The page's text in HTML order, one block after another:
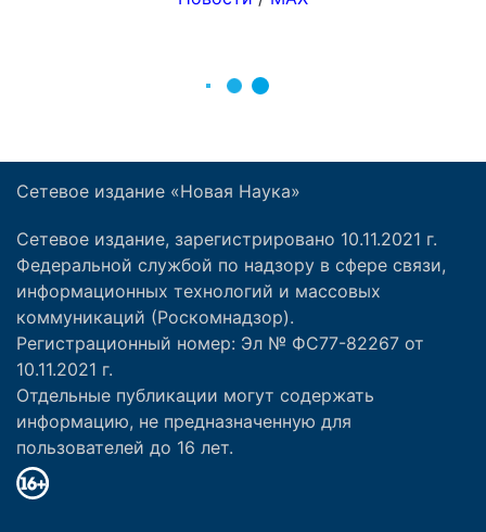
Сетевое издание «Новая Наука»
Сетевое издание, зарегистрировано 10.11.2021 г.
Федеральной службой по надзору в сфере связи,
информационных технологий и массовых
коммуникаций (Роскомнадзор).
Регистрационный номер: Эл № ФС77-82267 от
10.11.2021 г.
Отдельные публикации могут содержать
информацию, не предназначенную для
пользователей до 16 лет.